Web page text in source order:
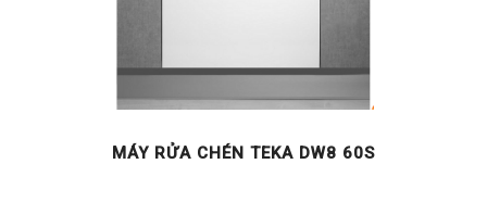
MÁY RỬA CHÉN TEKA DW8 60S